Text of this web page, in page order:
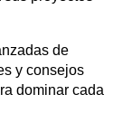
de
y consejos
dominar cada